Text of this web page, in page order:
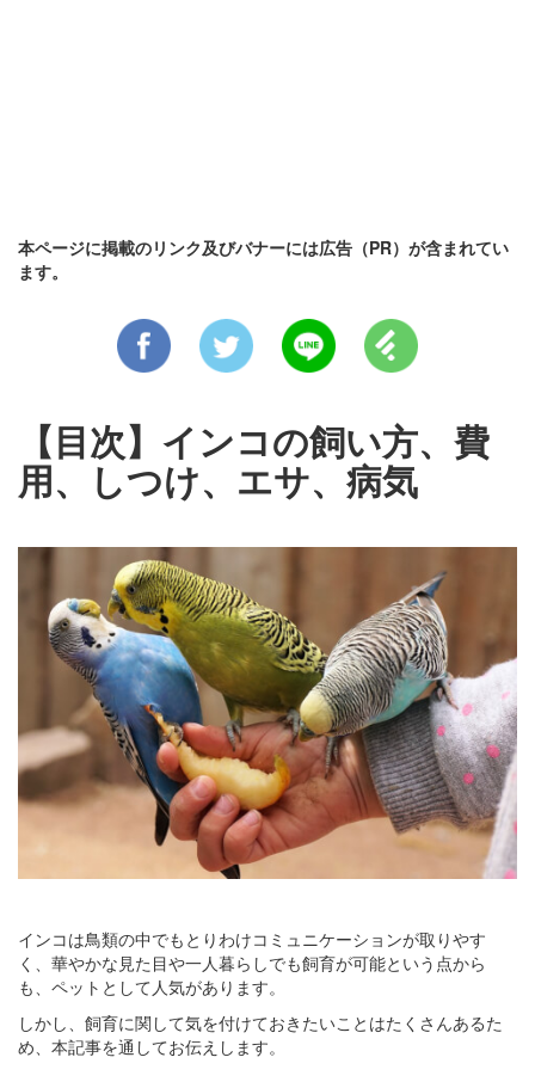
本ページに掲載のリンク及びバナーには広告（PR）が含まれてい
ます。
【目次】インコの飼い方、費
用、しつけ、エサ、病気
インコは鳥類の中でもとりわけコミュニケーションが取りやす
く、華やかな見た目や一人暮らしでも飼育が可能という点から
も、ペットとして人気があります。
しかし、飼育に関して気を付けておきたいことはたくさんあるた
め、本記事を通してお伝えします。